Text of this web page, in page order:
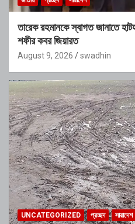
তারেক রহমানকে স্বাগত জানাতে
শফীর কবর জিয়ারত
August 9, 2026 swadhin
UNCATEGORIZED প্রচ্ছদ সারাদেশ